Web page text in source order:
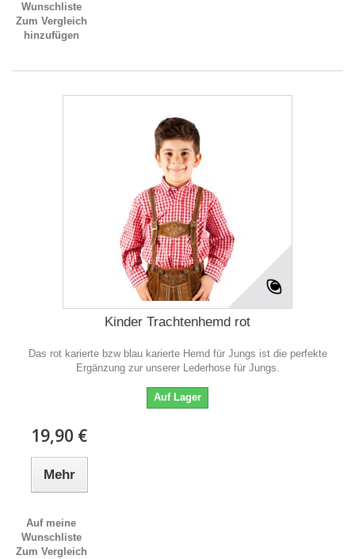
Wunschliste
Zum Vergleich
hinzufügen
Kinder Trachtenhemd rot
Das rot karierte bzw blau karierte Hemd für Jungs ist die perfekte
Ergänzung zur unserer Lederhose für Jungs.
Auf Lager
19,90 €
Mehr
Auf meine
Wunschliste
Zum Vergleich